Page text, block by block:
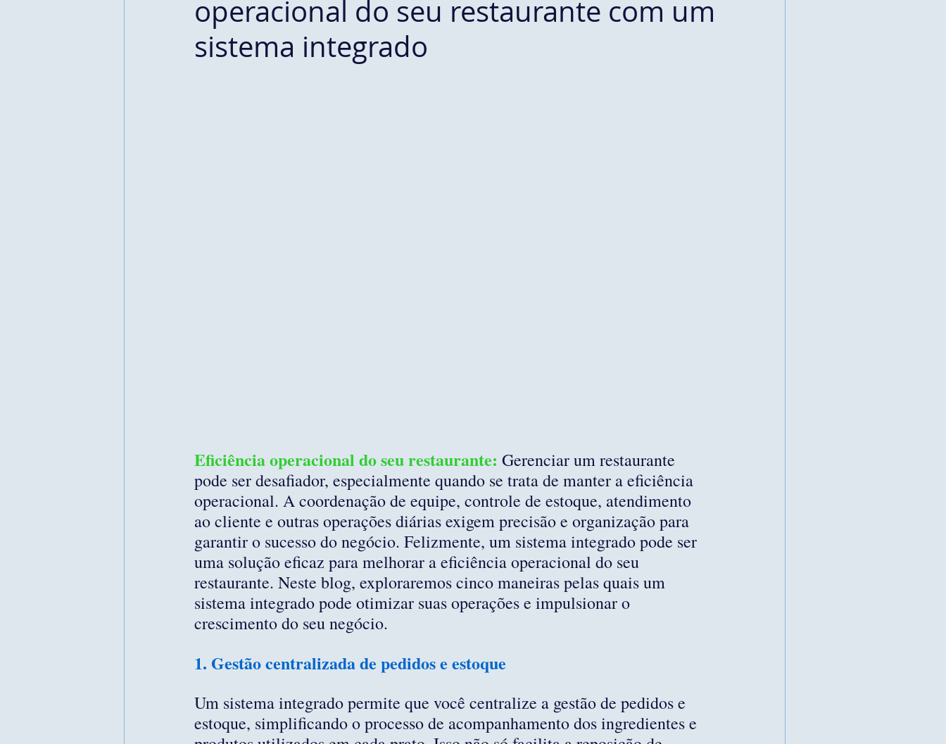
operacional do seu restaurante com um
sistema integrado
Eficiência operacional do seu restaurante: Gerenciar um restaurante
pode ser desafiador, especialmente quando se trata de manter a eficiência
operacional. A coordenação de equipe, controle de estoque, atendimento
ao cliente e outras operações diárias exigem precisão e organização para
garantir o sucesso do negócio. Felizmente, um sistema integrado pode ser
uma solução eficaz para melhorar a eficiência operacional do seu
restaurante. Neste blog, exploraremos cinco maneiras pelas quais um
sistema integrado pode otimizar suas operações e impulsionar o
crescimento do seu negócio.
1. Gestão centralizada de pedidos e estoque
Um sistema integrado permite que você centralize a gestão de pedidos e
estoque, simplificando o processo de acompanhamento dos ingredientes e